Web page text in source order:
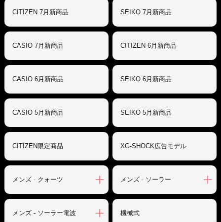
CITIZEN 7月新商品 SEIKO 7月新商品
CASIO 7月新商品 CITIZEN 6月新商品
CASIO 6月新商品 SEIKO 6月新商品
CASIO 5月新商品 SEIKO 5月新商品
CITIZEN限定商品 XG-SHOCK広告モデル
メンズ - クォーツ メンズ - ソーラー
メンズ - ソーラー電波 機械式